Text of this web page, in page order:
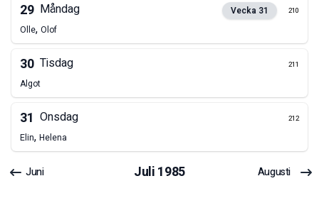
29 Måndag Vecka 31 210
Olle, Olof
30 Tisdag 211
Algot
31 Onsdag 212
Elin, Helena
Juni Juli1985 Augusti